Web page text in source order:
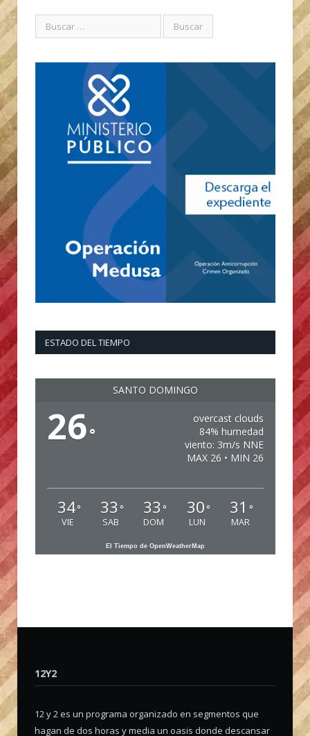
ESTADO DEL TIEMPO
SANTO DOMINGO
26°
overcast clouds
84% humedad
viento: 3m/s NNE
MAX 26 • MIN 26
34°
VIE
33 °
SAB
33 °
DOM
30 °
LUN
31 °
MAR
El Tiempo de OpenWeatherMap
12Y2
12 y 2 es un programa organizado en segmentos que
hagan de dos horas y media un oasis donde descansar